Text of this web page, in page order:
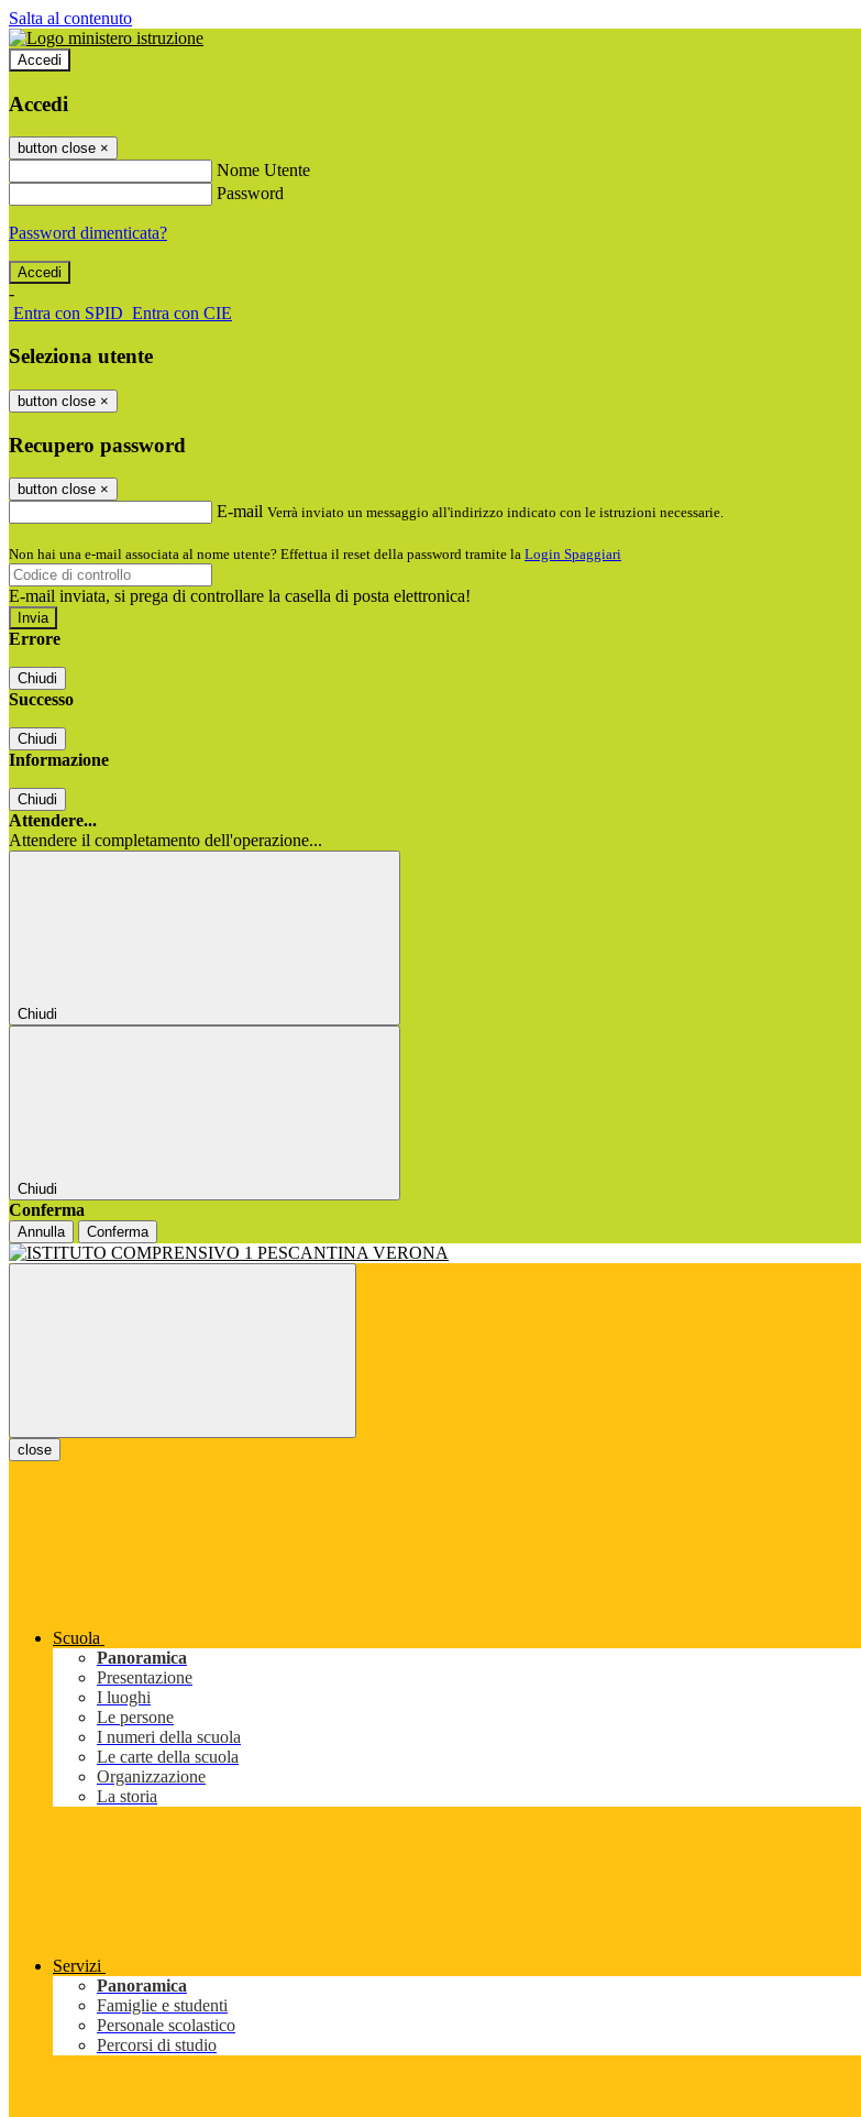
Salta al contenuto
Accedi
Accedi
button close ×
Nome Utente
Password
Password dimenticata?
-
Entra con SPID Entra con CIE
Seleziona utente
button close ×
Recupero password
button close ×
E-mail Verrà inviato un messaggio all'indirizzo indicato con le istruzioni necessarie.
Non hai una e-mail associata al nome utente? Effettua il reset della password tramite la Login Spaggiari
E-mail inviata, si prega di controllare la casella di posta elettronica!
Errore
Chiudi
Successo
Chiudi
Informazione
Chiudi
Attendere...
Attendere il completamento dell'operazione...
Chiudi
Chiudi
Conferma
Annulla Conferma
close
Scuola
Panoramica
Presentazione
I luoghi
Le persone
I numeri della scuola
Le carte della scuola
Organizzazione
La storia
Servizi
Panoramica
Famiglie e studenti
Personale scolastico
Percorsi di studio